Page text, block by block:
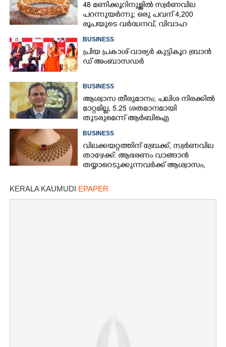
48 മണിക്കൂറിനുള്ളിൽ സ്വർണവില
പറന്നുയർന്നു; ഒരു പവന് 4,200
രൂപയുടെ വർദ്ധനവ്, വിവാഹ
BUSINESS
പ്രി​യ​ ​പ്ര​കാ​ശ് ​വാ​ര്യർ കു​ട്ടി​കൂ​റ​ ​ ബ്രാ​ൻ​
ഡ് ​അം​ബാ​സ​ഡ​ർ
BUSINESS
ആശ്വാസ തീരുമാനം; പലിശ നിരക്കിൽ
മാറ്റമില്ല, 5.25 ശതമാനമായി
തുടരുമെന്ന് ആർബിഐ
BUSINESS
വിലക്കയറ്റത്തിന് ബ്രേക്ക്, സ്വർണവില
താഴേക്ക്: ആഭരണം വാങ്ങാൻ
തയ്യാറെടുക്കുന്നവർക്ക് ആശ്വാസം,
KERALA KAUMUDI EPAPER